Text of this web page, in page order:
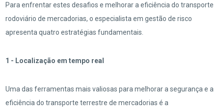
Para enfrentar estes desafios e melhorar a eficiência do transporte
rodoviário de mercadorias, o especialista em gestão de risco
apresenta quatro estratégias fundamentais.
1 - Localização em tempo real
Uma das ferramentas mais valiosas para melhorar a segurança e a
eficiência do transporte terrestre de mercadorias é a